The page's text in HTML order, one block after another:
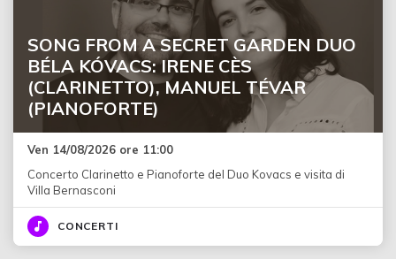
SONG FROM A SECRET GARDEN DUO
BÉLA KÓVACS: IRENE CÈS
(CLARINETTO), MANUEL TÉVAR
(PIANOFORTE)
Ven 14/08/2026 ore 11:00
Concerto Clarinetto e Pianoforte del Duo Kovacs e visita di
Villa Bernasconi
CONCERTI